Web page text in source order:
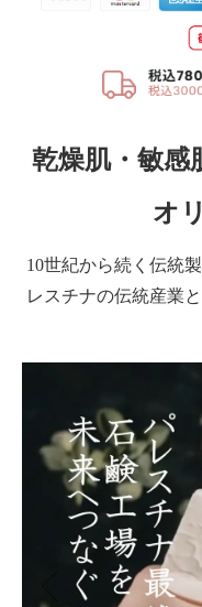
乾燥肌・敏感
オ
10世紀から続く伝統
レスチナの伝統産業